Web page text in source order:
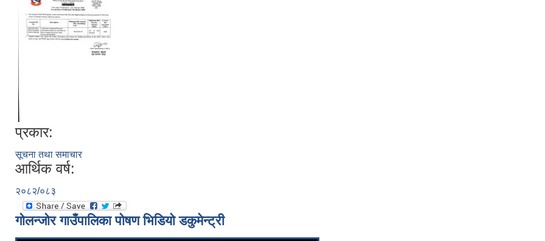
प्रकार:
सूचना तथा समाचार
आर्थिक वर्ष:
२०८२/०८३
गोलन्जोर गाउँपालिका पोषण भिडियो डकुमेन्ट्री